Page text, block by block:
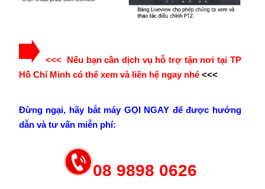
<<< Nếu bạn cần dịch vụ hỗ trợ tận nơi tại TP
Hồ Chí Minh có thể xem và liên hệ ngay nhé<<<
Đừng ngại, hãy bắt máy GỌI NGAY để được hướng
dẫn và tư vấn miễn phí:
08 9898 0626